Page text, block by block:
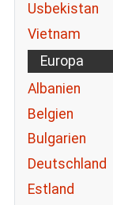
Usbekistan
Vietnam
Europa
Albanien
Belgien
Bulgarien
Deutschland
Estland